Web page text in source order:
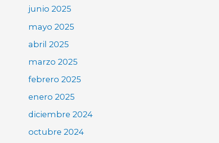
junio 2025
mayo 2025
abril 2025
marzo 2025
febrero 2025
enero 2025
diciembre 2024
octubre 2024